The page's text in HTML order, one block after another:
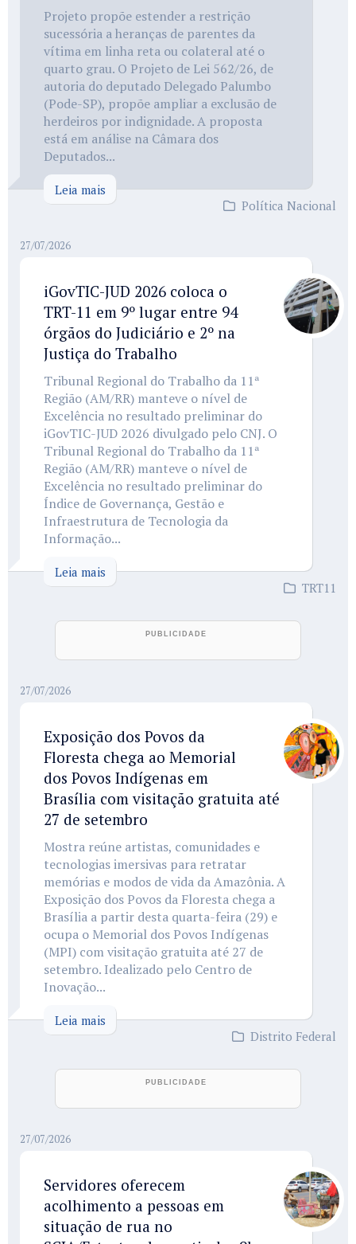
Projeto propõe estender a restrição
sucessória a heranças de parentes da
vítima em linha reta ou colateral até o
quarto grau. O Projeto de Lei 562/26, de
autoria do deputado Delegado Palumbo
(Pode-SP), propõe ampliar a exclusão de
herdeiros por indignidade. A proposta
está em análise na Câmara dos
Deputados...
Leia mais
Política Nacional
27/07/2026
iGovTIC-JUD 2026 coloca o
TRT-11 em 9º lugar entre 94
órgãos do Judiciário e 2º na
Justiça do Trabalho
Tribunal Regional do Trabalho da 11ª
Região (AM/RR) manteve o nível de
Excelência no resultado preliminar do
iGovTIC-JUD 2026 divulgado pelo CNJ. O
Tribunal Regional do Trabalho da 11ª
Região (AM/RR) manteve o nível de
Excelência no resultado preliminar do
Índice de Governança, Gestão e
Infraestrutura de Tecnologia da
Informação...
Leia mais
TRT11
27/07/2026
Exposição dos Povos da
Floresta chega ao Memorial
dos Povos Indígenas em
Brasília com visitação gratuita até
27 de setembro
Mostra reúne artistas, comunidades e
tecnologias imersivas para retratar
memórias e modos de vida da Amazônia. A
Exposição dos Povos da Floresta chega a
Brasília a partir desta quarta-feira (29) e
ocupa o Memorial dos Povos Indígenas
(MPI) com visitação gratuita até 27 de
setembro. Idealizado pelo Centro de
Inovação...
Leia mais
Distrito Federal
27/07/2026
Servidores oferecem
acolhimento a pessoas em
situação de rua no